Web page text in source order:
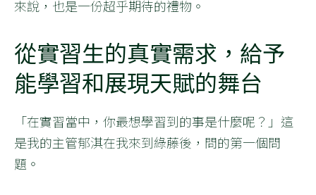
來說，也是一份超乎期待的禮物。
從實習生的真實需求，給予
能學習和展現天賦的舞台
「在實習當中，你最想學習到的事是什麼呢？」這
是我的主管郁淇在我來到綠藤後，問的第一個問
題。